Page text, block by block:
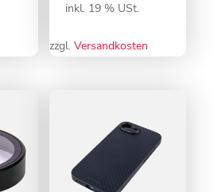
inkl. 19 % USt.
zzgl.Versandkosten